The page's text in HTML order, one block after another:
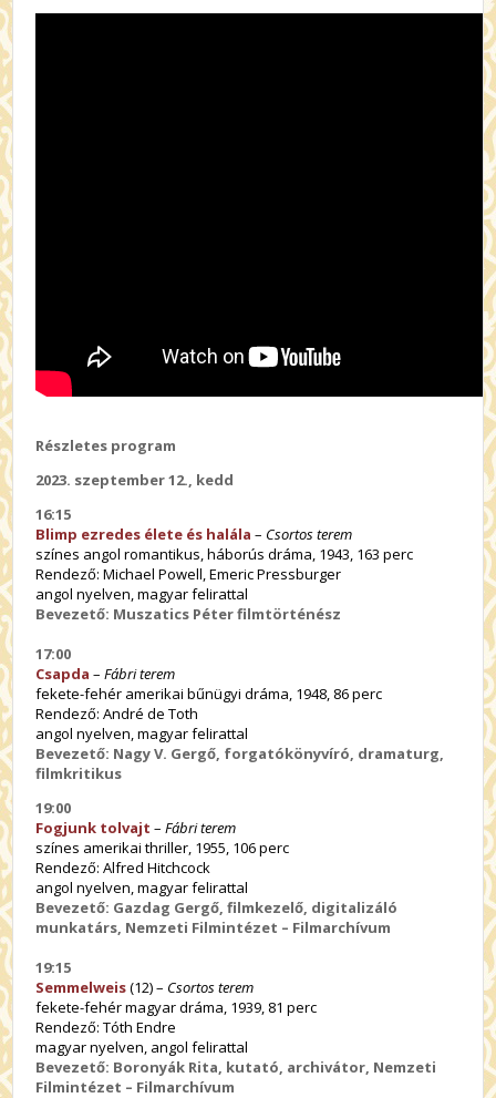
Részletes program
2023. szeptember 12., kedd
16:15
Blimp ezredes élete és halála – Csortos terem
színes angol romantikus, háborús dráma, 1943, 163 perc
Rendező: Michael Powell, Emeric Pressburger
angol nyelven, magyar felirattal
Bevezető: Muszatics Péter filmtörténész
17:00
Csapda –Fábri terem
fekete-fehér amerikai bűnügyi dráma, 1948, 86 perc
Rendező: André de Toth
angol nyelven, magyar felirattal
Bevezető: Nagy V. Gergő, forgatókönyvíró, dramaturg,
filmkritikus
19:00
Fogjunk tolvajt –Fábri terem
színes amerikai thriller, 1955, 106 perc
Rendező: Alfred Hitchcock
angol nyelven, magyar felirattal
Bevezető: Gazdag Gergő, filmkezelő, digitalizáló
munkatárs, Nemzeti Filmintézet – Filmarchívum
19:15
Semmelweis(12) – Csortos terem
fekete-fehér magyar dráma, 1939, 81 perc
Rendező: Tóth Endre
magyar nyelven, angol felirattal
Bevezető: Boronyák Rita, kutató, archivátor, Nemzeti
Filmintézet – Filmarchívum